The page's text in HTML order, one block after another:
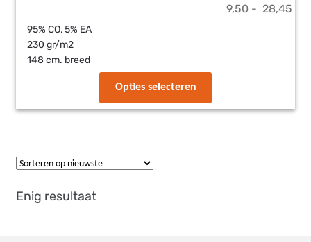
9,50 - 28,45
95% CO, 5% EA
230 gr/m2
148 cm. breed
Opties selecteren
heeft
Enig resultaat